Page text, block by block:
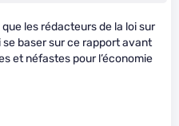
que les rédacteurs de la loi sur
baser sur ce rapport avant
et néfastes pour l’économie